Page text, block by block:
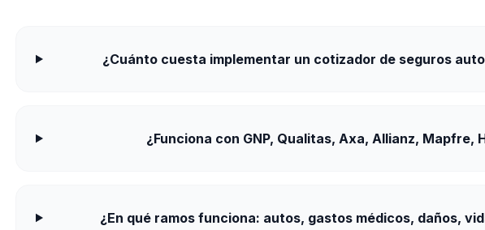
¿Cuánto cuesta implementar un cotizador de seguros
¿Funciona con GNP, Qualitas, Axa, Allianz, Mapfre,
¿En qué ramos funciona: autos, gastos médicos, daños,